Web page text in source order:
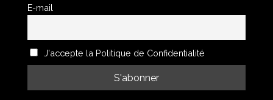
E-mail
J'accepte la Politique de Confidentialité